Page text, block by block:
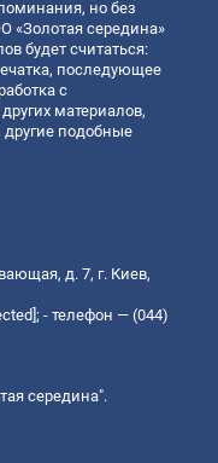
но без
«Золотая середина»
будет считаться:
последующее
с
материалов,
другие подобные
д. 7, г. Киев,
; - телефон — (044)
середина".